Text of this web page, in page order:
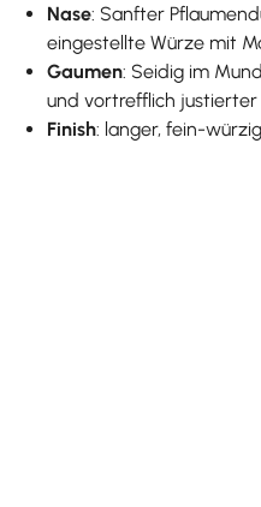
Nase: Sanfter
eingestellte Würze mit
Gaumen: Seidig im
und vortrefflich justierter
Finish: langer, fein-